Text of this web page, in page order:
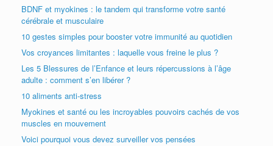
BDNF et myokines : le tandem qui transforme votre santé
cérébrale et musculaire
10 gestes simples pour booster votre immunité au quotidien
Vos croyances limitantes : laquelle vous freine le plus ?
Les 5 Blessures de l’Enfance et leurs répercussions à l’âge
adulte : comment s’en libérer ?
10 aliments anti-stress
Myokines et santé ou les incroyables pouvoirs cachés de vos
muscles en mouvement
Voici pourquoi vous devez surveiller vos pensées